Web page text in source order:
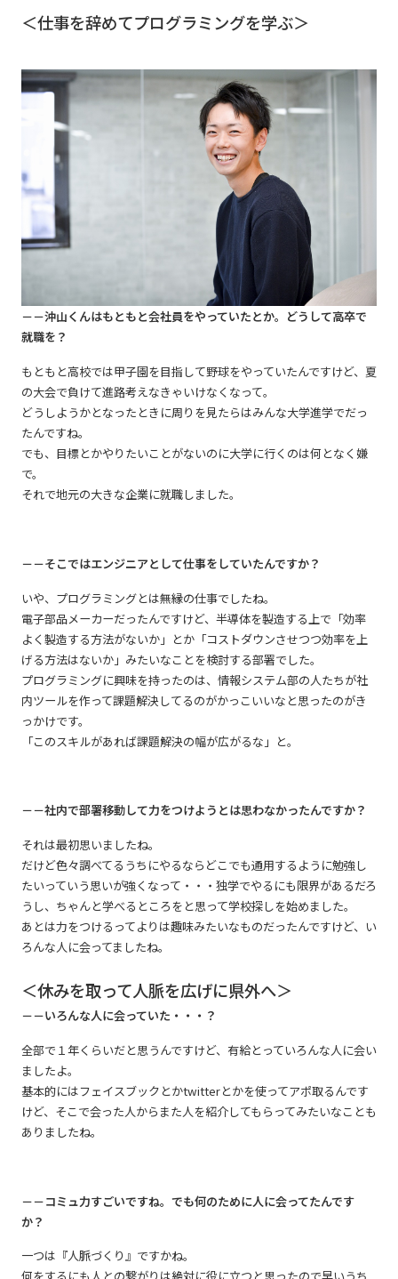
＜仕事を辞めてプログラミングを学ぶ＞
－－沖山くんはもともと会社員をやっていたとか。どうして高卒で
就職を？
もともと高校では甲子園を目指して野球をやっていたんですけど、夏
の大会で負けて進路考えなきゃいけなくなって。
どうしようかとなったときに周りを見たらはみんな大学進学でだっ
たんですね。
でも、目標とかやりたいことがないのに大学に行くのは何となく嫌
で。
それで地元の大きな企業に就職しました。
－－そこではエンジニアとして仕事をしていたんですか？
いや、プログラミングとは無縁の仕事でしたね。
電子部品メーカーだったんですけど、半導体を製造する上で「効率
よく製造する方法がないか」とか「コストダウンさせつつ効率を上
げる方法はないか」みたいなことを検討する部署でした。
プログラミングに興味を持ったのは、情報システム部の人たちが社
内ツールを作って課題解決してるのがかっこいいなと思ったのがき
っかけです。
「このスキルがあれば課題解決の幅が広がるな」と。
－－社内で部署移動して力をつけようとは思わなかったんですか？
それは最初思いましたね。
だけど色々調べてるうちにやるならどこでも通用するように勉強し
たいっていう思いが強くなって・・・独学でやるにも限界があるだろ
うし、ちゃんと学べるところをと思って学校探しを始めました。
あとは力をつけるってよりは趣味みたいなものだったんですけど、い
ろんな人に会ってましたね。
＜休みを取って人脈を広げに県外へ＞
－－いろんな人に会っていた・・・？
全部で１年くらいだと思うんですけど、有給とっていろんな人に会い
ましたよ。
基本的にはフェイスブックとかtwitterとかを使ってアポ取るんです
けど、そこで会った人からまた人を紹介してもらってみたいなことも
ありましたね。
－－コミュ力すごいですね。でも何のために人に会ってたんです
か？
一つは『人脈づくり』ですかね。